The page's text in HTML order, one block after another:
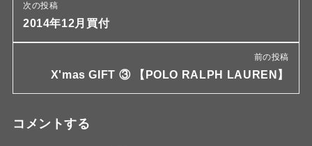
次の投稿
2014年12月買付
前の投稿
X'mas GIFT ③ 【POLO RALPH LAUREN】
コメントする